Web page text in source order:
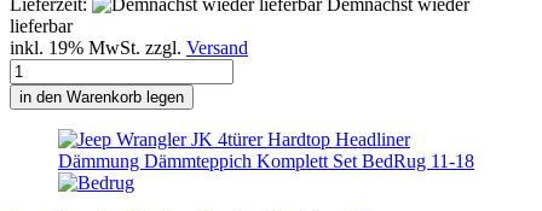
lieferbar
inkl. 19% MwSt. zzgl. Versand
in den Warenkorb legen